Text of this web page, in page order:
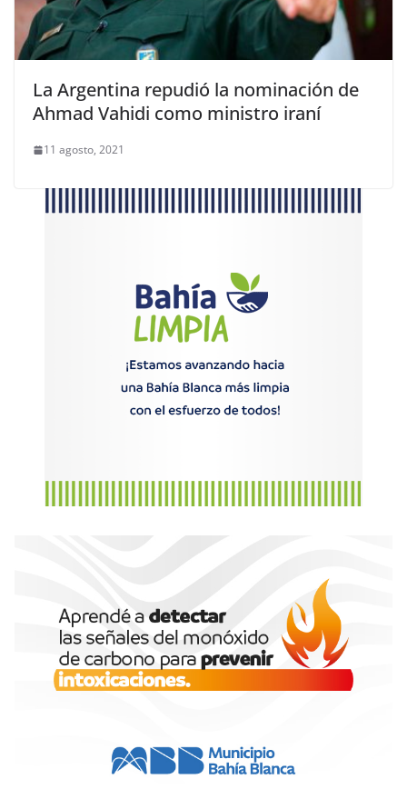
La Argentina repudió la nominación de
Ahmad Vahidi como ministro iraní
11 agosto, 2021